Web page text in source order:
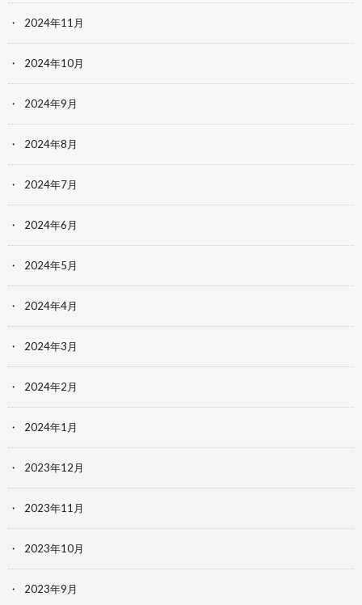
2024年11月
2024年10月
2024年9月
2024年8月
2024年7月
2024年6月
2024年5月
2024年4月
2024年3月
2024年2月
2024年1月
2023年12月
2023年11月
2023年10月
2023年9月